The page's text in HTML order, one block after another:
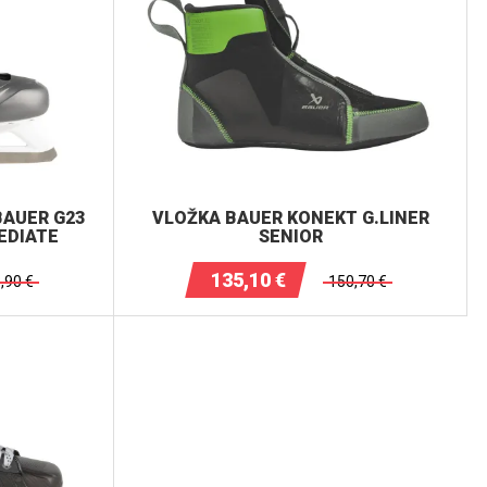
G23
€
VLOŽKA BAUER KONEKT G.LINER
SENIOR
135,10€ 150,70€